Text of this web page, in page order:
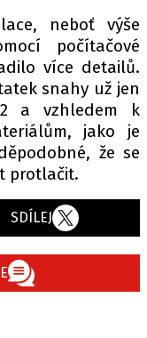
neboť výše
počítačové
více detailů.
snahy už jen
a vzhledem k
jako je
že se
protlačit.
SDÍLEJ